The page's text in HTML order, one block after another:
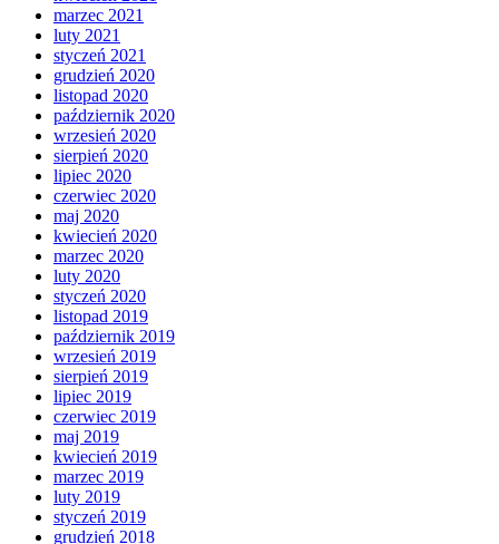
marzec 2021
luty 2021
styczeń 2021
grudzień 2020
listopad 2020
październik 2020
wrzesień 2020
sierpień 2020
lipiec 2020
czerwiec 2020
maj 2020
kwiecień 2020
marzec 2020
luty 2020
styczeń 2020
listopad 2019
październik 2019
wrzesień 2019
sierpień 2019
lipiec 2019
czerwiec 2019
maj 2019
kwiecień 2019
marzec 2019
luty 2019
styczeń 2019
grudzień 2018